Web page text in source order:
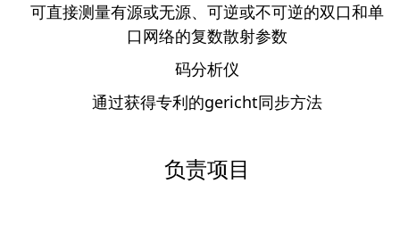
可直接测量有源或无源、可逆或不可逆的双口和单
口网络的复数散射参数
码分析仪
通过获得专利的gericht同步方法
负责项目